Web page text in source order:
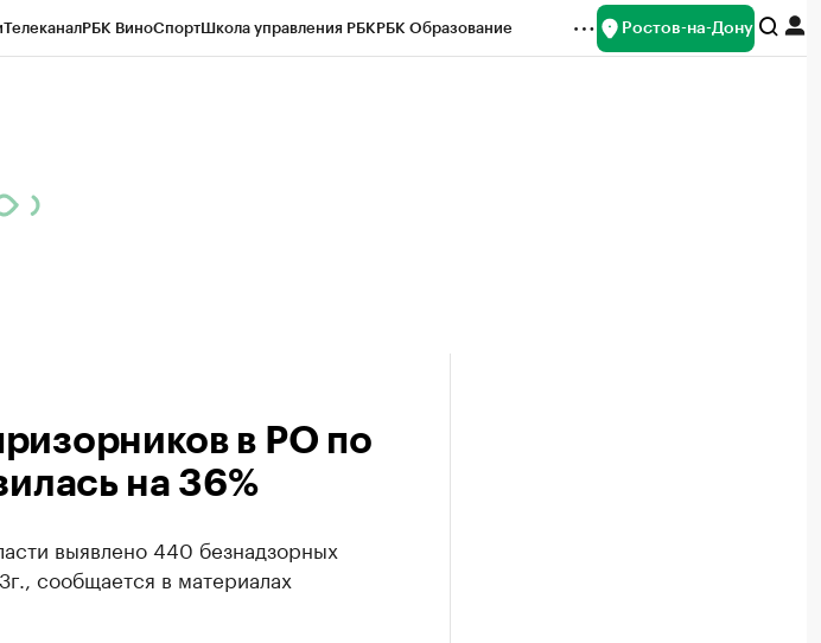
ТелеканалРБК ВиноСпортШкола управления РБКРБК Образование Ростов-на-Дону
в РО по
на 36%
выявлено 440 безнадзорных
сообщается в материалах